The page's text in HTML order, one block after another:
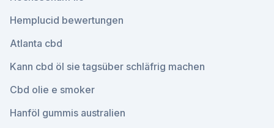
Hemplucid bewertungen
Atlanta cbd
Kann cbd öl sie tagsüber schläfrig machen
Cbd olie e smoker
Hanföl gummis australien